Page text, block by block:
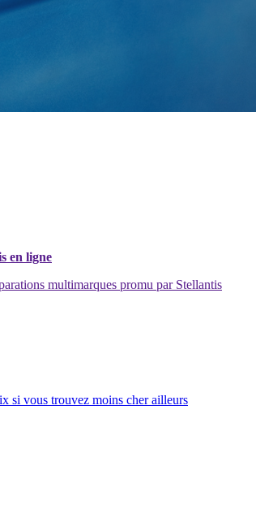
en ligne
multimarques promu par Stellantis
si vous trouvez moins cher ailleurs